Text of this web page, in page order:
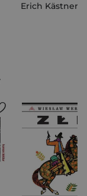
Erich Kästner